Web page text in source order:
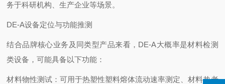
务于科研机构、生产企业等场景。
DE-A设备定位与功能推测
结合品牌核心业务及同类型产品来看，DE-A大概率是材料检测
类设备，可能具备以下功能：
‌材料物性测试‌：可用于热塑性塑料熔体流动速率测定、材料热老